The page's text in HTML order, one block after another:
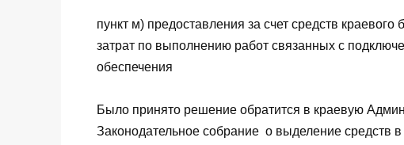
пункт м) предоставления за счет средств
затрат по выполнению работ связанных с
обеспечения
Было принято решение обратится в краевую
Законодательное собрание о выделение средств